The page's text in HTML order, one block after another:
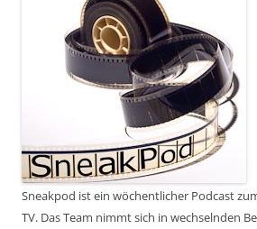
Sneakpod ist ein wöchentlicher Podcast
TV. Das Team nimmt sich in wechselnden